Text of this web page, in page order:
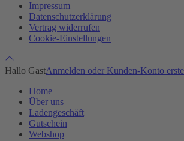
Impressum
Datenschutzerklärung
Vertrag widerrufen
Cookie-Einstellungen
Hallo GastAnmelden oder Kunden-Konto
Home
Über uns
Ladengeschäft
Gutschein
Webshop